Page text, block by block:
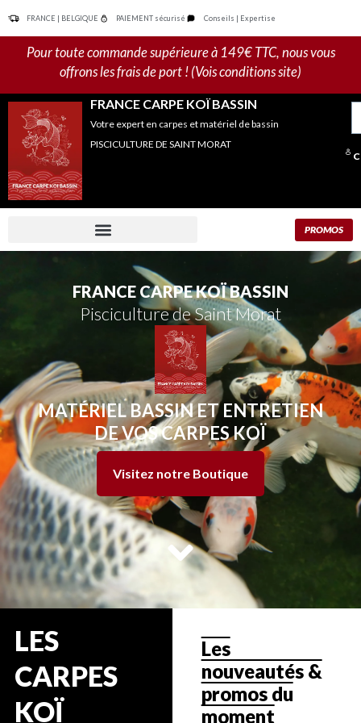
contenu
FRANCE | BELGIQUE PAIEMENT sécurisé Conseils | Expertise
Pour toute commande supérieure à 149€ TTC, nous vous
offrons les frais de port ! (Vois conditions site)
FRANCE CARPE KOÏ BASSIN
Votre expert en carpes et matériel de bassin
PISCICULTURE DE SAINT MORAT
PROMOS
FRANCE CARPE KOÏ BASSIN
Pisciculture de Saint Morat
MATÉRIEL BASSIN ET ENTRETIEN
DE VOS CARPES KOÏ
Visitez notre Boutique
LES
CARPES
KOÏ
Les
nouveautés &
promos du
moment